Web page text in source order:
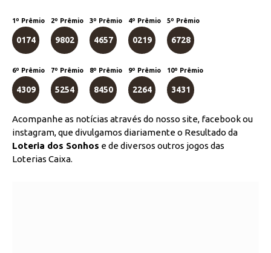
1º Prêmio
0174
2º Prêmio
9802
3º Prêmio
4657
4º Prêmio
0219
5º Prêmio
6728
6º Prêmio
4309
7º Prêmio
5254
8º Prêmio
8450
9º Prêmio
2264
10º Prêmio
3431
Acompanhe as notícias através do nosso site, facebook ou
instagram, que divulgamos diariamente o Resultado da
Loteria dos Sonhos e de diversos outros jogos das
Loterias Caixa.